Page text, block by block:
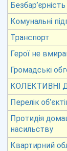
Безбар’єрність
Комунальні
Транспорт
Герої не
Громадські
КОЛЕКТИВНІ
Перелік
Протидія
насильству
Квартирний